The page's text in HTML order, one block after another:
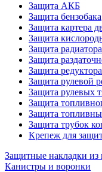
Защита АКБ
Защита бензобака
Защита картера
Защита
Защита радиатора
Защита
Защита редуктора
Защита рулевой
Защита рулевых
Защита
Защита
Защита трубок
Крепеж для
Защитные накладки из
Канистры и воронки